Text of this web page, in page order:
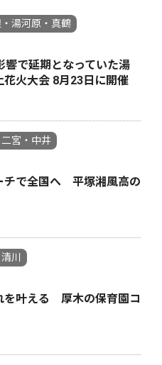
湯河原・真鶴
響で延期となっていた湯
花火大会 8月23日に開催
宮・中井
チで全国へ 平塚湘風高の
川
を叶える 厚木の保育園コ